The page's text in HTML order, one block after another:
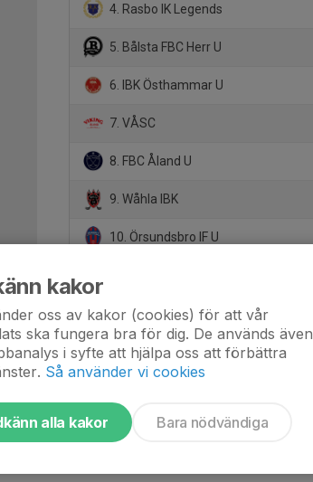
4. Rasbo IK Legends
5. Bålsta FBC Herr U
6. IBK Östhammar U
7. VÅSC
8. FBC Åland U
9. Wåhla IBK
10. Örsundsbro IF U
12. Vaksala SK U
kakor
oss av kakor (cookies) för att vår
ska fungera bra för dig. De används även
i syfte att hjälpa oss att förbättra
Så använder vi cookies
alla kakor Bara nödvändiga